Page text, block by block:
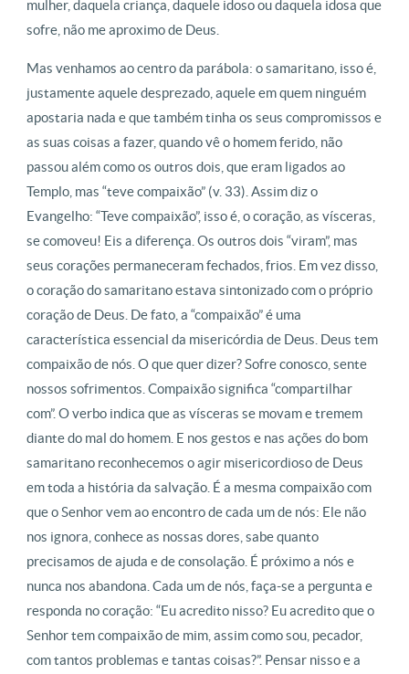
mulher, daquela criança, daquele idoso ou daquela idosa que
sofre, não me aproximo de Deus.
Mas venhamos ao centro da parábola: o samaritano, isso é,
justamente aquele desprezado, aquele em quem ninguém
apostaria nada e que também tinha os seus compromissos e
as suas coisas a fazer, quando vê o homem ferido, não
passou além como os outros dois, que eram ligados ao
Templo, mas “teve compaixão” (v. 33). Assim diz o
Evangelho: “Teve compaixão”, isso é, o coração, as vísceras,
se comoveu! Eis a diferença. Os outros dois “viram”, mas
seus corações permaneceram fechados, frios. Em vez disso,
o coração do samaritano estava sintonizado com o próprio
coração de Deus. De fato, a “compaixão” é uma
característica essencial da misericórdia de Deus. Deus tem
compaixão de nós. O que quer dizer? Sofre conosco, sente
nossos sofrimentos. Compaixão significa “compartilhar
com”. O verbo indica que as vísceras se movam e tremem
diante do mal do homem. E nos gestos e nas ações do bom
samaritano reconhecemos o agir misericordioso de Deus
em toda a história da salvação. É a mesma compaixão com
que o Senhor vem ao encontro de cada um de nós: Ele não
nos ignora, conhece as nossas dores, sabe quanto
precisamos de ajuda e de consolação. É próximo a nós e
nunca nos abandona. Cada um de nós, faça-se a pergunta e
responda no coração: “Eu acredito nisso? Eu acredito que o
Senhor tem compaixão de mim, assim como sou, pecador,
com tantos problemas e tantas coisas?”. Pensar nisso e a